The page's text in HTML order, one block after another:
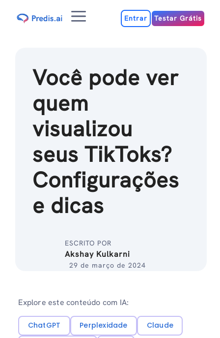
para
MenuEntrar Testar Grátis
Você pode ver
quem
visualizou
seus TikToks?
Configurações
e dicas
ESCRITO POR
Akshay Kulkarni
29 de março de 2024
Explore este conteúdo com IA:
ChatGPT Perplexidade
Claude